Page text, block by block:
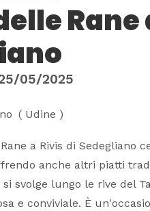
Rane
05/2025
( Udine )
a Rivis di Sedegliano
anche altri piatti
svolge lungo le rive del
e conviviale. È